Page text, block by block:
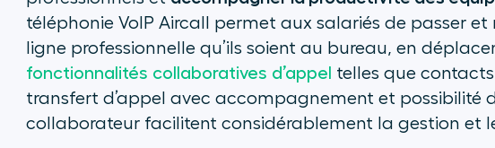
téléphonie VoIP Aircall permet aux salariés de passer
ligne professionnelle qu’ils soient au bureau, en
fonctionnalités collaboratives d’appel telles que
transfert d’appel avec accompagnement et possibilité
collaborateur facilitent considérablement la gestion et